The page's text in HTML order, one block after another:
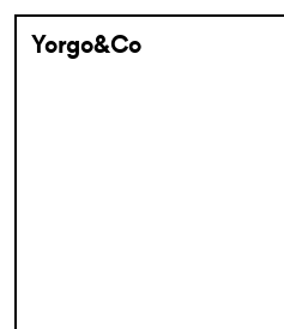
Yorgo&Co